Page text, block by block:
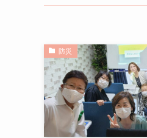
防災